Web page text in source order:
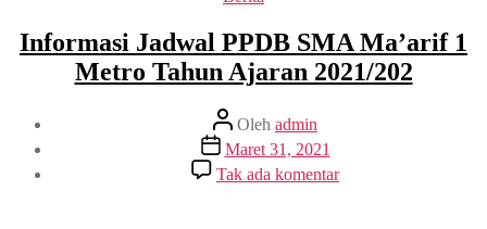
Informasi Jadwal PPDB SMA Ma’arif 1
Metro Tahun Ajaran 2021/202
Penulis
artikel
Oleh admin
Tanggal
artikel
Maret 31, 2021
Tak ada komentarpada
Informasi